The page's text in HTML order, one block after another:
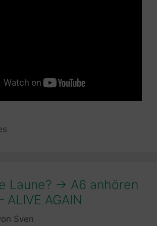
Laune? -> A6 anhören
ALIVE AGAIN
Sven